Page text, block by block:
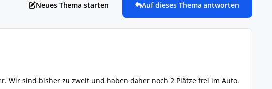
Neues Thema starten Auf dieses Thema antworten
Wir sind bisher zu zweit und haben daher noch 2 Plätze frei im Auto.